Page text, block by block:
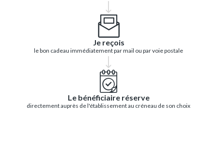
Je reçois
le bon cadeau immédiatement par mail ou par voie postale
Le bénéficiaire réserve
directement auprès de l'établissement au créneau de son choix